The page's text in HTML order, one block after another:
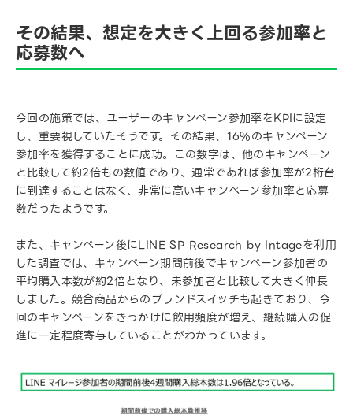
その結果、想定を大きく上回る参加率と
応募数へ
今回の施策では、ユーザーのキャンペーン参加率をKPIに設定
し、重要視していたそうです。その結果、16%のキャンペーン
参加率を獲得することに成功。この数字は、他のキャンペーン
と比較して約2倍もの数値であり、通常であれば参加率が2桁台
に到達することはなく、非常に高いキャンペーン参加率と応募
数だったようです。
また、キャンペーン後にLINE SP Research by Intageを利用
した調査では、キャンペーン期間前後でキャンペーン参加者の
平均購入本数が約2倍となり、未参加者と比較して大きく伸長
しました。競合商品からのブランドスイッチも起きており、今
回のキャンペーンをきっかけに飲用頻度が増え、継続購入の促
進に一定程度寄与していることがわかっています。